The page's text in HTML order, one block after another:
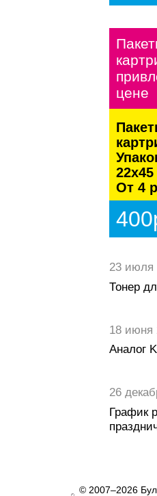
цене
От 4
23 июля
Тонер
18 июня
Аналог
26
График
© 2007–2026